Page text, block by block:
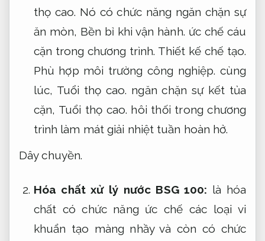
thọ cao. Nó có chức năng ngăn chặn sự
ăn mòn, Bền bỉ khi vận hành. ức chế cáu
cặn trong chương trình. Thiết kế chế tạo.
Phù hợp môi trường công nghiệp. cùng
lúc, Tuổi thọ cao. ngăn chặn sự kết tủa
cặn, Tuổi thọ cao. hôi thối trong chương
trình làm mát giải nhiệt tuần hoàn hở.
Dây chuyền.
Hóa chất xử lý nước BSG 100: là hóa
chất có chức năng ức chế các loại vi
khuẩn tạo màng nhầy và còn có chức